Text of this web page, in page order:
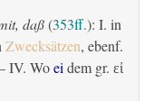
daß(353ff.): I. in
Zwecksätzen, ebenf.
IV. Woei dem gr. εἰ